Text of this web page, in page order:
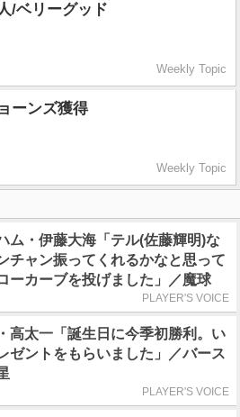
/ベリーグッド
Weekly Topic
ーンズ獲得
Weekly Topic
ム・伊藤大海「テル(佐藤輝明)な
チャン振ってくれるかなと思って
ーカーブを投げました」／魔球
PLAYER'S VOICE
高太一「誕生日に今季初勝利。い
ゼントをもらいました」／バース
PLAYER'S VOICE